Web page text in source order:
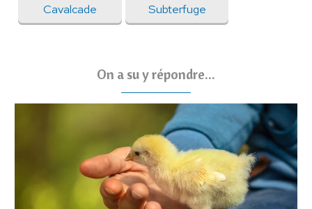
Cavalcade Subterfuge
On a su y répondre...